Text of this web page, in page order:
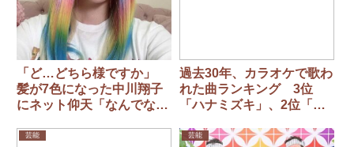
「ど…どちら様ですか」
髪が7色になった中川翔子
にネット仰天「なんでなん
過去30年、カラオケで歌わ
れた曲ランキング 3位
「ハナミズキ」、2位「小
芸能 芸能